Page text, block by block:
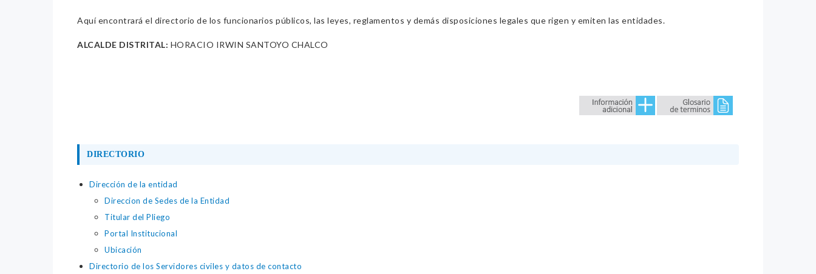
Aquí encontrará el directorio de los funcionarios públicos, las leyes, reglamentos y demás disposiciones legales que rigen y emiten las entidades.
ALCALDE DISTRITAL: HORACIO IRWIN SANTOYO CHALCO
DIRECTORIO
Dirección de la entidad
Direccion de Sedes de la Entidad
Titular del Pliego
Portal Institucional
Ubicación
Directorio de los Servidores civiles y datos de contacto